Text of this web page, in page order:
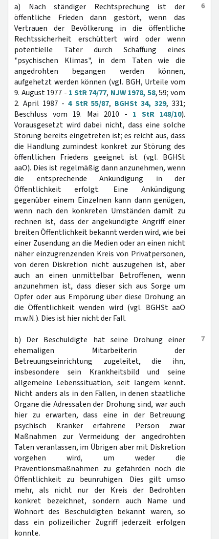
6
a) Nach ständiger Rechtsprechung ist der
öffentliche Frieden dann gestört, wenn das
Vertrauen der Bevölkerung in die öffentliche
Rechtssicherheit erschüttert wird oder wenn
potentielle Täter durch Schaffung eines
"psychischen Klimas", in dem Taten wie die
angedrohten begangen werden können,
aufgehetzt werden können (vgl. BGH, Urteile vom
9. August 1977 - 1 StR 74/77, NJW 1978, 58, 59; vom
2. April 1987 - 4 StR 55/87, BGHSt 34, 329, 331;
Beschluss vom 19. Mai 2010 - 1 StR 148/10).
Vorausgesetzt wird dabei nicht, dass eine solche
Störung bereits eingetreten ist; es reicht aus, dass
die Handlung zumindest konkret zur Störung des
öffentlichen Friedens geeignet ist (vgl. BGHSt
aaO). Dies ist regelmäßig dann anzunehmen, wenn
die entsprechende Ankündigung in der
Öffentlichkeit erfolgt. Eine Ankündigung
gegenüber einem Einzelnen kann dann genügen,
wenn nach den konkreten Umständen damit zu
rechnen ist, dass der angekündigte Angriff einer
breiten Öffentlichkeit bekannt werden wird, wie bei
einer Zusendung an die Medien oder an einen nicht
näher einzugrenzenden Kreis von Privatpersonen,
von deren Diskretion nicht auszugehen ist, aber
auch an einen unmittelbar Betroffenen, wenn
anzunehmen ist, dass dieser sich aus Sorge um
Opfer oder aus Empörung über diese Drohung an
die Öffentlichkeit wenden wird (vgl. BGHSt aaO
m.w.N.). Dies ist hier nicht der Fall.
7
b) Der Beschuldigte hat seine Drohung einer
ehemaligen Mitarbeiterin der
Betreuungseinrichtung zugeleitet, die ihn,
insbesondere sein Krankheitsbild und seine
allgemeine Lebenssituation, seit langem kennt.
Nicht anders als in den Fällen, in denen staatliche
Organe die Adressaten der Drohung sind, war auch
hier zu erwarten, dass eine in der Betreuung
psychisch Kranker erfahrene Person zwar
Maßnahmen zur Vermeidung der angedrohten
Taten veranlassen, im Übrigen aber mit Diskretion
vorgehen wird, um weder die
Präventionsmaßnahmen zu gefährden noch die
Öffentlichkeit zu beunruhigen. Dies gilt umso
mehr, als nicht nur der Kreis der Bedrohten
konkret bezeichnet, sondern auch Name und
Wohnort des Beschuldigten bekannt waren, so
dass ein polizeilicher Zugriff jederzeit erfolgen
konnte.